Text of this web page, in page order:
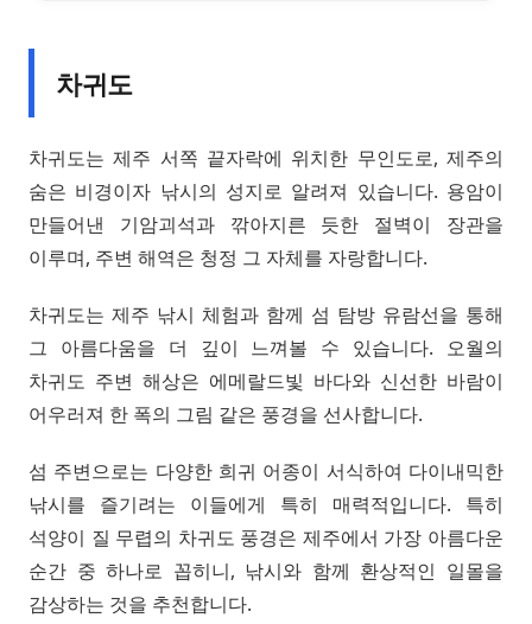
차귀도
차귀도는 제주 서쪽 끝자락에 위치한 무인도로, 제주의
숨은 비경이자 낚시의 성지로 알려져 있습니다. 용암이
만들어낸 기암괴석과 깎아지른 듯한 절벽이 장관을
이루며, 주변 해역은 청정 그 자체를 자랑합니다.
차귀도는 제주 낚시 체험과 함께 섬 탐방 유람선을 통해
그 아름다움을 더 깊이 느껴볼 수 있습니다. 오월의
차귀도 주변 해상은 에메랄드빛 바다와 신선한 바람이
어우러져 한 폭의 그림 같은 풍경을 선사합니다.
섬 주변으로는 다양한 희귀 어종이 서식하여 다이내믹한
낚시를 즐기려는 이들에게 특히 매력적입니다. 특히
석양이 질 무렵의 차귀도 풍경은 제주에서 가장 아름다운
순간 중 하나로 꼽히니, 낚시와 함께 환상적인 일몰을
감상하는 것을 추천합니다.